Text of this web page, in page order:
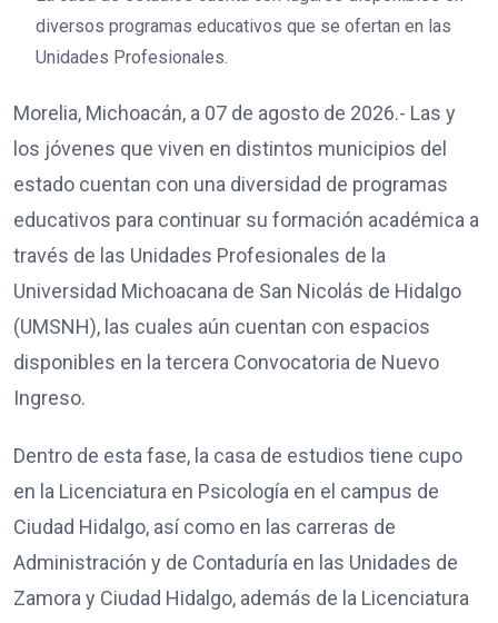
diversos programas educativos que se ofertan en las
Unidades Profesionales.
Morelia, Michoacán, a 07 de agosto de 2026.- Las y
los jóvenes que viven en distintos municipios del
estado cuentan con una diversidad de programas
educativos para continuar su formación académica a
través de las Unidades Profesionales de la
Universidad Michoacana de San Nicolás de Hidalgo
(UMSNH), las cuales aún cuentan con espacios
disponibles en la tercera Convocatoria de Nuevo
Ingreso.
Dentro de esta fase, la casa de estudios tiene cupo
en la Licenciatura en Psicología en el campus de
Ciudad Hidalgo, así como en las carreras de
Administración y de Contaduría en las Unidades de
Zamora y Ciudad Hidalgo, además de la Licenciatura